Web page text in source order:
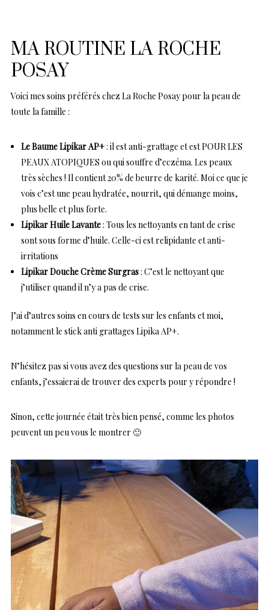
MA ROUTINE LA ROCHE
POSAY
Voici mes soins préférés chez La Roche Posay pour la peau de
toute la famille :
Le Baume Lipikar AP+: il est anti-grattage et est POUR LES
PEAUX ATOPIQUES ou qui souffre d’eczéma. Les peaux
très sèches ! Il contient 20% de beurre de karité. Moi ce que je
vois c’est une peau hydratée, nourrit, qui démange moins,
plus belle et plus forte.
Lipikar Huile Lavante: Tous les nettoyants en tant de crise
sont sous forme d’huile. Celle-ci est relipidante et anti-
irritations
Lipikar Douche Crème Surgras: C’est le nettoyant que
j’utiliser quand il n’y a pas de crise.
J’ai d’autres soins en cours de tests sur les enfants et moi,
notamment le stick anti grattages Lipika AP+.
N’hésitez pas si vous avez des questions sur la peau de vos
enfants, j’essaierai de trouver des experts pour y répondre !
Sinon, cette journée était très bien pensé, comme les photos
peuvent un peu vous le montrer 🙂